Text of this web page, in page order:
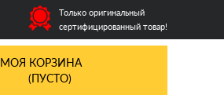
Только оригинальный
сертифицированный товар!
МОЯ КОРЗИНА
(ПУСТО)